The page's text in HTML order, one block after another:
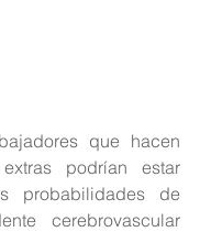
que hacen
podrían estar
probabilidades de
cerebrovascular